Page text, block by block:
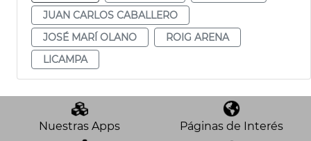
JUAN CARLOS CABALLERO
JOSÉ MARÍ OLANO
ROIG ARENA
LICAMPA
Nuestras Apps Páginas de Interés